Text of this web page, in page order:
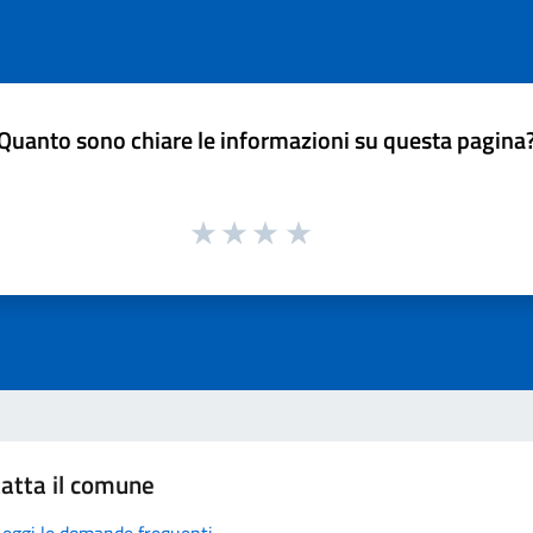
sono chiare le informazioni su questa
il comune